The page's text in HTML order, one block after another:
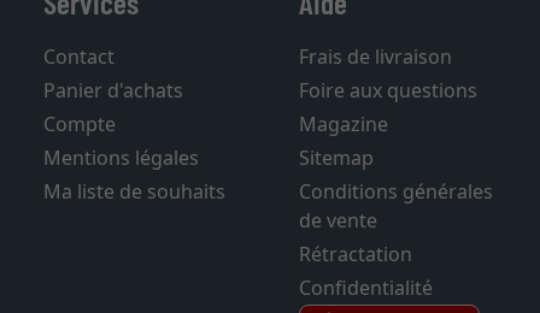
Contact
Panier d'achats
Compte
Mentions légales
Ma liste de souhaits
Frais de livraison
Foire aux questions
Magazine
Sitemap
Conditions générales
de vente
Rétractation
Confidentialité